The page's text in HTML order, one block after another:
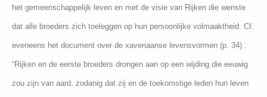
het gemeenschappelijk leven en met de visie van Rijken die wenste
dat alle broeders zich toeleggen op hun persoonlijke volmaaktheid. Cf.
eveneens het document over de xaveriaanse levensvormen (p. 34) :
“Rijken en de eerste broeders drongen aan op een wijding die eeuwig
zou zijn van aard, zodanig dat zij en de toekomstige leden hun leven